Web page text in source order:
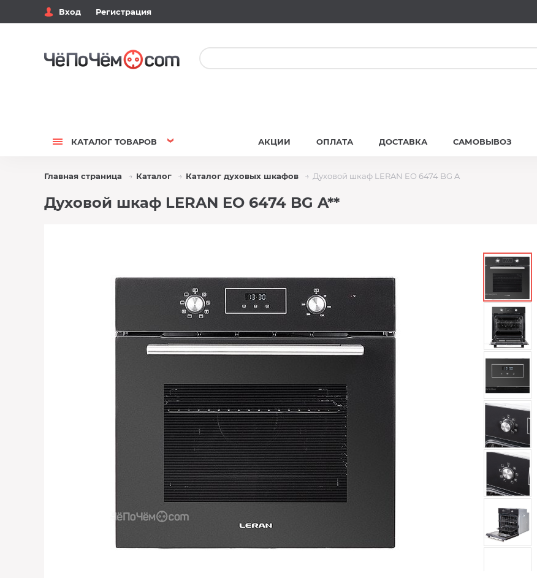
Вход Регистрация
КАТАЛОГ ТОВАРОВ АКЦИИ ОПЛАТА ДОСТАВКА САМОВЫВОЗ
Главная страница Каталог Каталог духовых шкафов Духовой шкаф LERAN EO 6474 BG A
Духовой шкаф LERAN EO 6474 BG A**